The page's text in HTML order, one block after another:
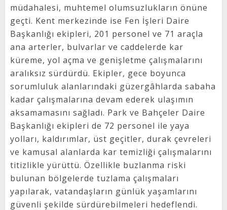
müdahalesi, muhtemel olumsuzlukların önüne
geçti. Kent merkezinde ise Fen İşleri Daire
Başkanlığı ekipleri, 201 personel ve 71 araçla
ana arterler, bulvarlar ve caddelerde kar
küreme, yol açma ve genişletme çalışmalarını
aralıksız sürdürdü. Ekipler, gece boyunca
sorumluluk alanlarındaki güzergâhlarda sabaha
kadar çalışmalarına devam ederek ulaşımın
aksamamasını sağladı. Park ve Bahçeler Daire
Başkanlığı ekipleri de 72 personel ile yaya
yolları, kaldırımlar, üst geçitler, durak çevreleri
ve kamusal alanlarda kar temizliği çalışmalarını
titizlikle yürüttü. Özellikle buzlanma riski
bulunan bölgelerde tuzlama çalışmaları
yapılarak, vatandaşların günlük yaşamlarını
güvenli şekilde sürdürebilmeleri hedeflendi.